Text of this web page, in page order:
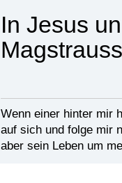
In Jesus
Magstrauss
Wenn einer hinter mir
auf sich und folge mir
aber sein Leben um